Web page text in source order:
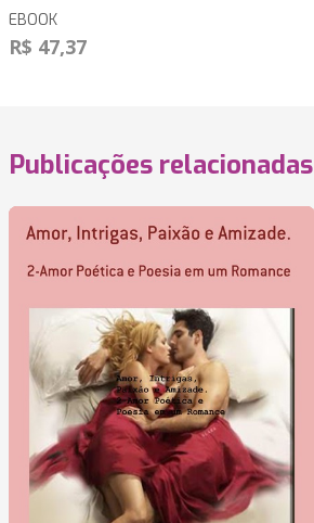
EBOOK
R$ 47,37
Publicações relacionadas